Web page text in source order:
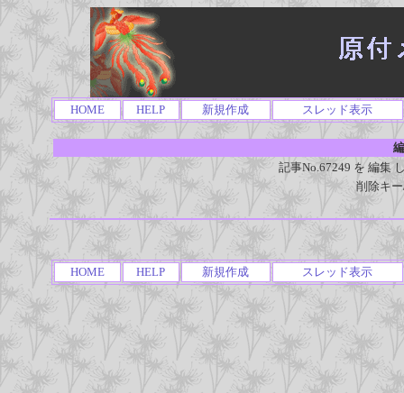
HOME HELP 新規作成 スレッド表示
記事No.67249 を 編集
削除キ
HOME HELP 新規作成 スレッド表示